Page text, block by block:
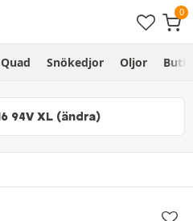
Quad Snökedjor Oljor Butik
94V XL (ändra)